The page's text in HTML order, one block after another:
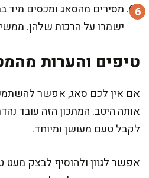
מסירים מהסאג ומכסים מיד
ישמרו על הרכות שלהן.
טיפים והערות
אם אין לכם סאג, אפשר
אותה היטב. המתכון הזה עובד
לקבל טעם מעושן ומיוחד.
אפשר לגוון ולהוסיף לבצק מעט